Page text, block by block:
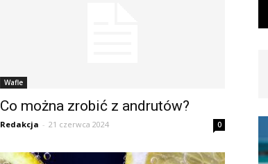
Wafle
Co można zrobić z andrutów?
Redakcja - 21 czerwca 2024 0